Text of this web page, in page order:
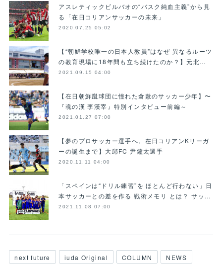
アスレティックビルバオの“バスク純血主義”から見
る「在日コリアンサッカーの未来」
2020.07.25 05:02
【“朝鮮学校唯一の日本人教員”はなぜ 異なるルーツ
の教育現場に18年間も立ち続けたのか？】元北…
2021.09.15 04:00
【在日朝鮮蹴球団に憧れた倉敷のサッカー少年】〜
『魂の漢 李漢宰』特別インタビュー前編～
2021.01.27 07:00
【夢のプロサッカー選手へ。在日コリアンKリーガ
ーの誕生まで】大邱FC 尹鐘太選手
2020.11.11 04:00
「スペインは“ドリル練習”を ほとんど行わない」日
本サッカーとの差を作る 戦術メモリ とは？ サッ…
2021.11.08 07:00
next future iuda Original COLUMN
NEWS